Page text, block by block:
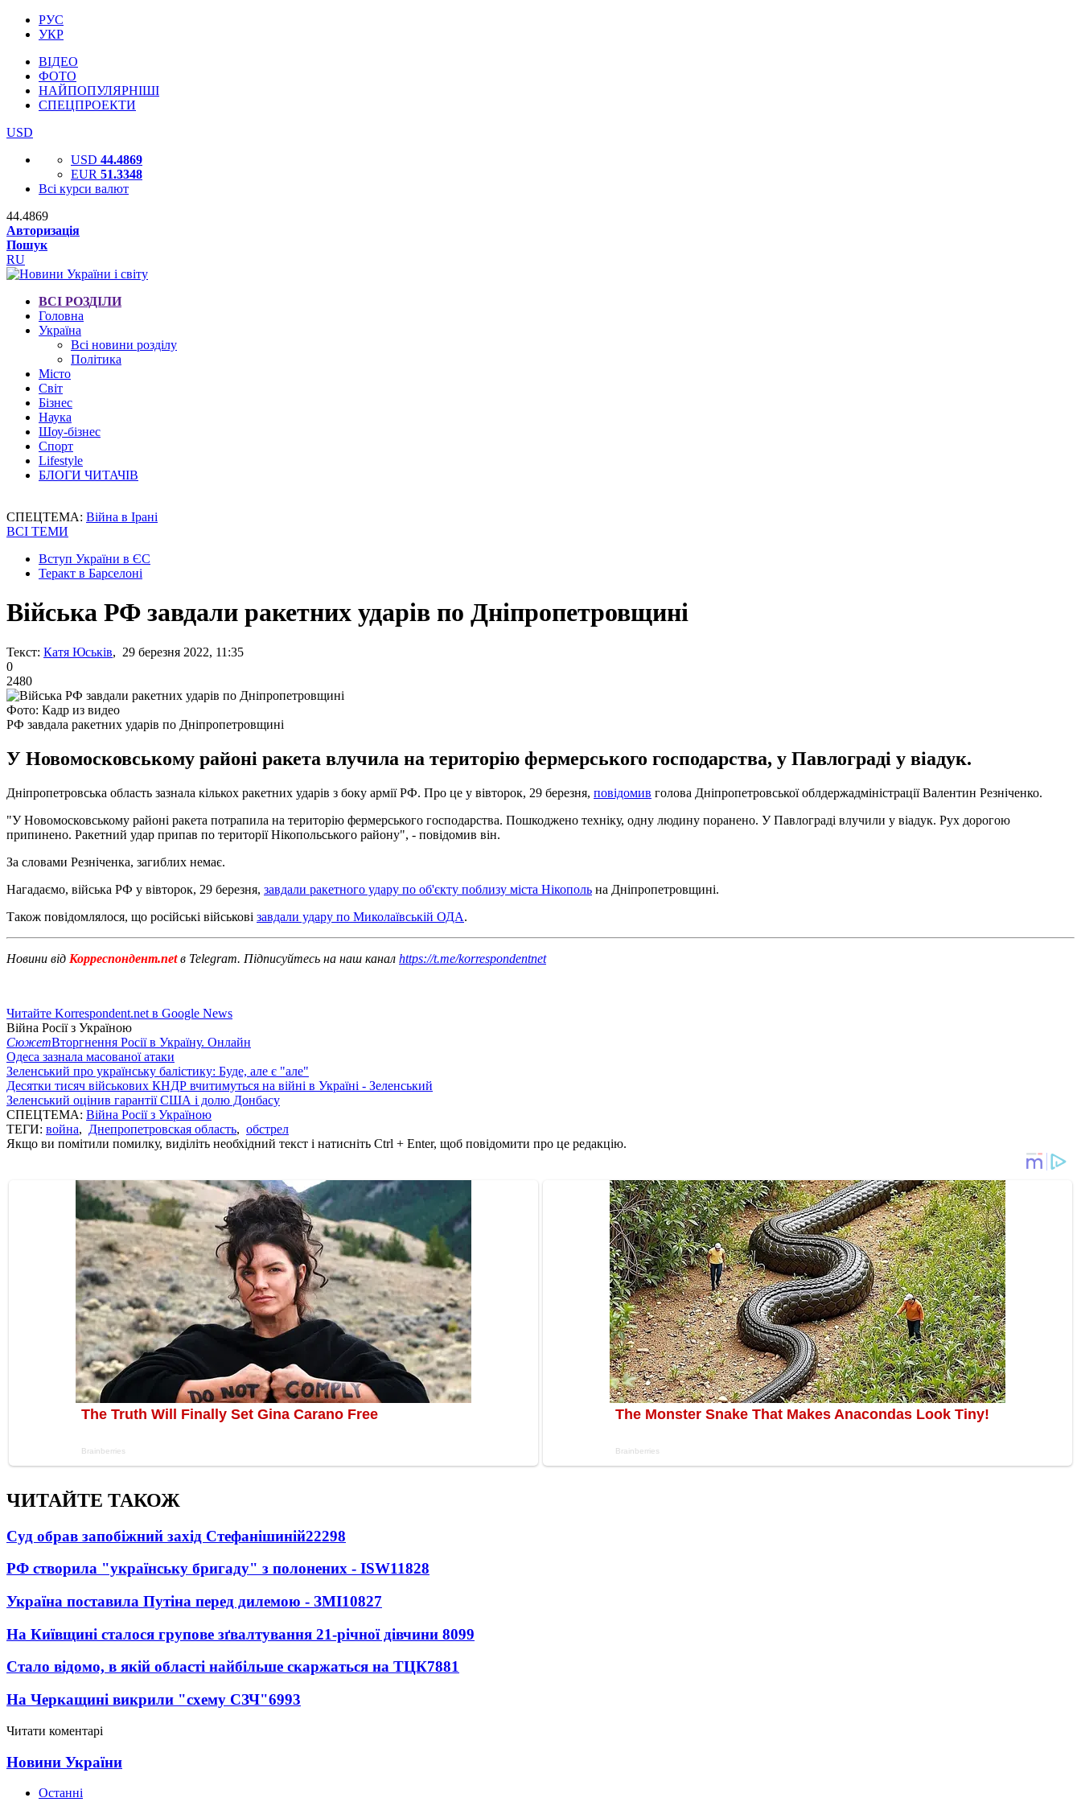
РУС
УКР
ВІДЕО
ФОТО
НАЙПОПУЛЯРНІШІ
СПЕЦПРОЕКТИ
USD
USD 44.4869
EUR 51.3348
Всі курси валют
44.4869
Авторизація
Пошук
RU
ВСІ РОЗДІЛИ
Головна
Україна
Всі новини розділу
Політика
Місто
Світ
Бізнес
Наука
Шоу-бізнес
Спорт
Lifestyle
БЛОГИ ЧИТАЧІВ
СПЕЦТЕМА: Війна в Ірані
ВСІ ТЕМИ
Вступ України в ЄС
Теракт в Барселоні
Війська РФ завдали ракетних ударів по Дніпропетровщині
Текст: Катя Юськів, 29 березня 2022, 11:35
0
2480
Фото: Кадр из видео
РФ завдала ракетних ударів по Дніпропетровщині
У Новомосковському районі ракета влучила на територію фермерського господарства, у Павлограді у віадук.
Дніпропетровська область зазнала кількох ракетних ударів з боку армії РФ. Про це у вівторок, 29 березня, повідомив голова Дніпропетровської облдержадміністрації Валентин Резніченко.
"У Новомосковському районі ракета потрапила на територію фермерського господарства. Пошкоджено техніку, одну людину поранено. У Павлограді влучили у віадук. Рух дорогою
припинено. Ракетний удар припав по території Нікопольського району", - повідомив він.
За словами Резніченка, загиблих немає.
Нагадаємо, війська РФ у вівторок, 29 березня, завдали ракетного удару по об'єкту поблизу міста Нікополь на Дніпропетровщині.
Також повідомлялося, що російські військові завдали удару по Миколаївській ОДА.
Новини від Корреспондент.netв Telegram. Підписуйтесь на наш канал https://t.me/korrespondentnet
Читайте Korrespondent.net в Google News
Війна Росії з Україною
СюжетВторгнення Росії в Україну. Онлайн
Одеса зазнала масованої атаки
Зеленський про українську балістику: Буде, але є "але"
Десятки тисяч військових КНДР вчитимуться на війні в Україні - Зеленський
Зеленський оцінив гарантії США і долю Донбасу
СПЕЦТЕМА: Війна Росії з Україною
ТЕГИ: война, Днепропетровская область, обстрел
Якщо ви помітили помилку, виділіть необхідний текст і натисніть Ctrl + Enter, щоб повідомити про це редакцію.
ЧИТАЙТЕ ТАКОЖ
Суд обрав запобіжний захід Стефанішиній22298
РФ створила "українську бригаду" з полонених - ISW11828
Україна поставила Путіна перед дилемою - ЗМІ10827
На Київщині сталося групове зґвалтування 21-річної дівчини 8099
Стало відомо, в якій області найбільше скаржаться на ТЦК7881
На Черкащині викрили "схему СЗЧ"6993
Читати коментарі
Новини України
Останні